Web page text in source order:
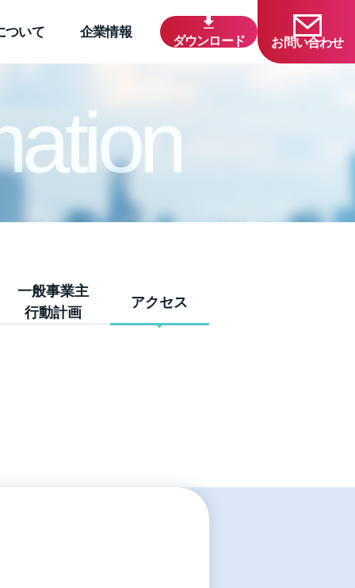
ついて 企業情報
ダウンロード お問い合わせ
一般事業主
行動計画
アクセス